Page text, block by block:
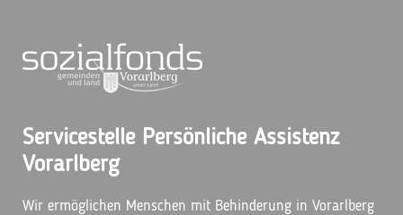
Servicestelle Persönliche Assistenz
Vorarlberg
Wir ermöglichen Menschen mit Behinderung in Vorarlberg